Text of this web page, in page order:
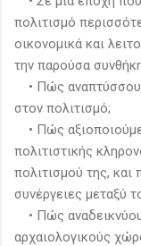
πολιτισμό
οικονομικά και
την παρούσα
• Πώς
στον πολιτισμό;
• Πώς
πολιτιστικής
πολιτισμού της, και
συνέργειες μεταξύ
• Πώς
αρχαιολογικούς